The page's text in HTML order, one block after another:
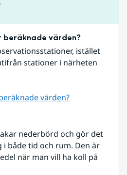
värden?
istället
stationer i närheten
värden?
nederbörd och gör det
både tid och rum. Den är
när man vill ha koll på